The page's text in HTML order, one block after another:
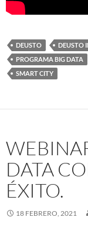
DEUSTO DEUSTO
PROGRAMA BIG DATA
SMART CITY
DATA
ÉXITO.
18 FEBRERO, 2021